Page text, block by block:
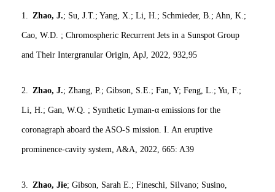
1. Zhao, J.; Su, J.T.; Yang, X.; Li, H.; Schmieder, B.; Ahn, K.;
Cao, W.D. ; Chromospheric Recurrent Jets in a Sunspot Group
and Their Intergranular Origin, ApJ, 2022, 932,95
2. Zhao, J.; Zhang, P.; Gibson, S.E.; Fan, Y; Feng, L.; Yu, F.;
Li, H.; Gan, W.Q. ; Synthetic Lyman-α emissions for the
coronagraph aboard the ASO-S mission. I. An eruptive
prominence-cavity system, A&A, 2022, 665: A39
3. Zhao, Jie; Gibson, Sarah E.; Fineschi, Silvano; Susino,